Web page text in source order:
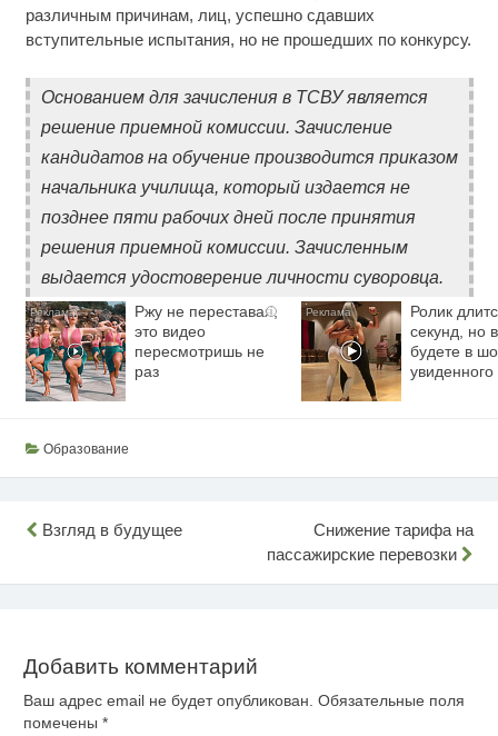
различным причинам, лиц, успешно сдавших
вступительные испытания, но не прошедших по конкурсу.
Основанием для зачисления в ТСВУ является
решение приемной комиссии. Зачисление
кандидатов на обучение производится приказом
начальника училища, который издается не
позднее пяти рабочих дней после принятия
решения приемной комиссии. Зачисленным
выдается удостоверение личности суворовца.
i
Ржу не переставая,
это видео
пересмотришь не
раз
Ролик
секунд, но
будете в
увиденного
Образование
Навигация
Взгляд в будущее
Снижение тарифа на
пассажирские перевозки
Добавить комментарий
Ваш адрес email не будет опубликован. Обязательные поля
помечены *